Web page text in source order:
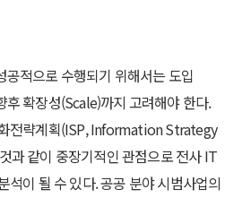
공적으로 수행되기 위해서는 도입
후 확장성(Scale)까지 고려해야 한다.
전략계획(ISP, Information Strategy
과 같이 중장기적인 관점으로 전사 IT
석이 될 수 있다. 공공 분야 시범사업의